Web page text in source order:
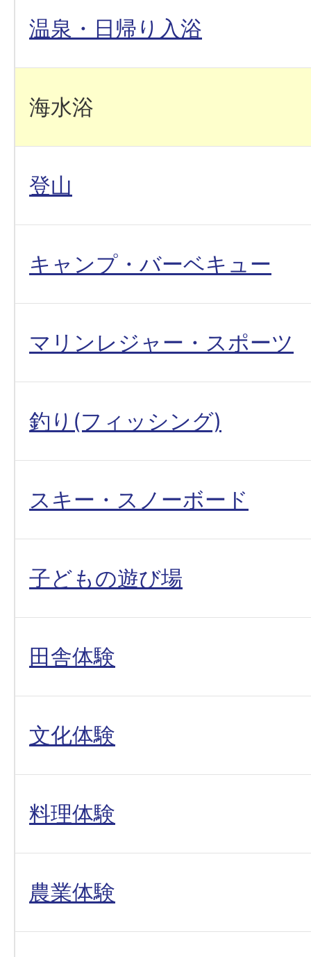
温泉・日帰り入浴
海水浴
登山
キャンプ・バーベキュー
マリンレジャー・スポーツ
釣り(フィッシング)
スキー・スノーボード
子どもの遊び場
田舎体験
文化体験
料理体験
農業体験